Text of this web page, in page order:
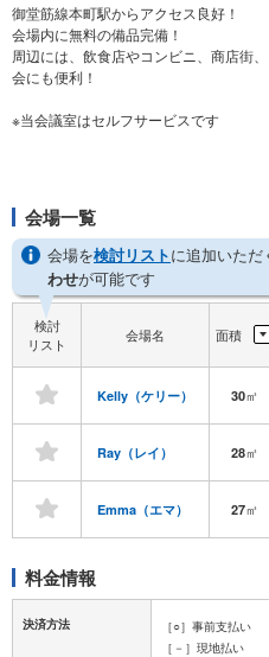
御堂筋線本町駅からアクセス良好！
会場内に無料の備品完備！
周辺には、飲食店やコンビニ、商店街
会にも便利！
※当会議室はセルフサービスです
会場一覧
会場を検討リストに追加いただ
わせが可能です
検討
リスト
会場名 面積
Kelly（ケリー） 30㎡
Ray（レイ） 28㎡
Emma（エマ） 27㎡
料金情報
決済方法
［○］事前支払い
［－］現地払い